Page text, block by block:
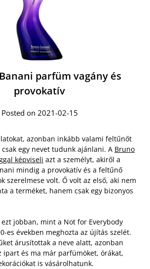
parfüm vagány és
provokatív
Posted on 2021-02-15
azonban inkább valami feltűnőt
egy nevet tudunk ajánlani. A Bruno
képviseli azt a személyt, akiről a
mindig a provokatív és a feltűnő
szerelmese volt. Ő volt az első, aki nem
a terméket, hanem csak egy bizonyos
jobban, mint a Not for Everybody
es években meghozta az újítás szelét.
árusítottak a neve alatt, azonban
ipart és ma már parfümöket, órákat,
is vásárolhatunk.